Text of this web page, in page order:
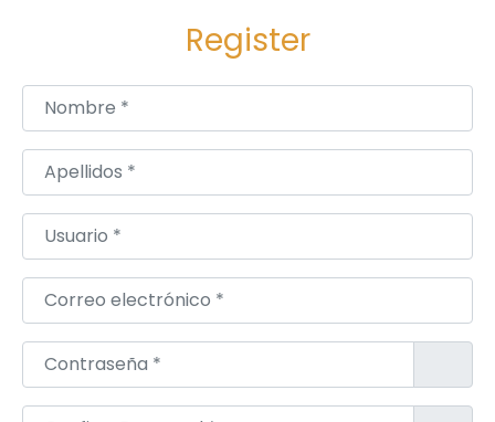
Register
Nombre*
Apellidos*
Usuario*
Correo electrónico*
Contraseña*